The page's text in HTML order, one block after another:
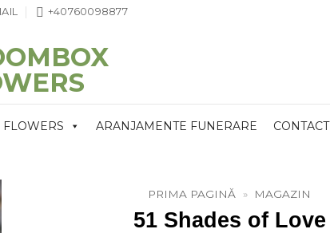
+40760098877
ARANJAMENTE FUNERARE CONTACT
PRIMA PAGINĂ » MAGAZIN
51 Shades of Love